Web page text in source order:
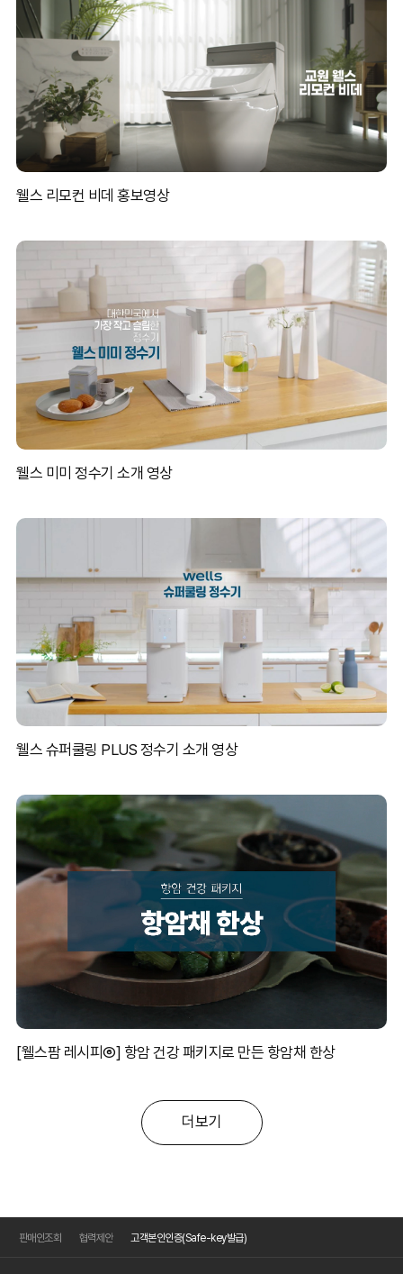
웰스 리모컨 비데 홍보영상
웰스 미미 정수기 소개 영상
웰스 슈퍼쿨링 PLUS 정수기 소개 영상
[웰스팜 레시피⑥] 항암 건강 패키지로 만든 항암채 한상
더보기
판매인조회 협력제안 고객본인인증(Safe-key발급)